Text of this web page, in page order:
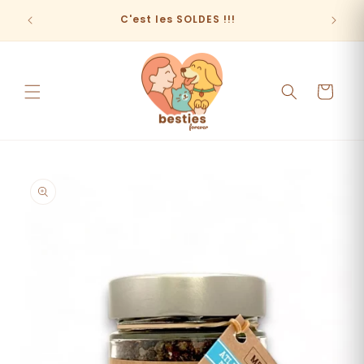
passer
contenu
C'est les SOLDES !!!
Panier
informations
produits